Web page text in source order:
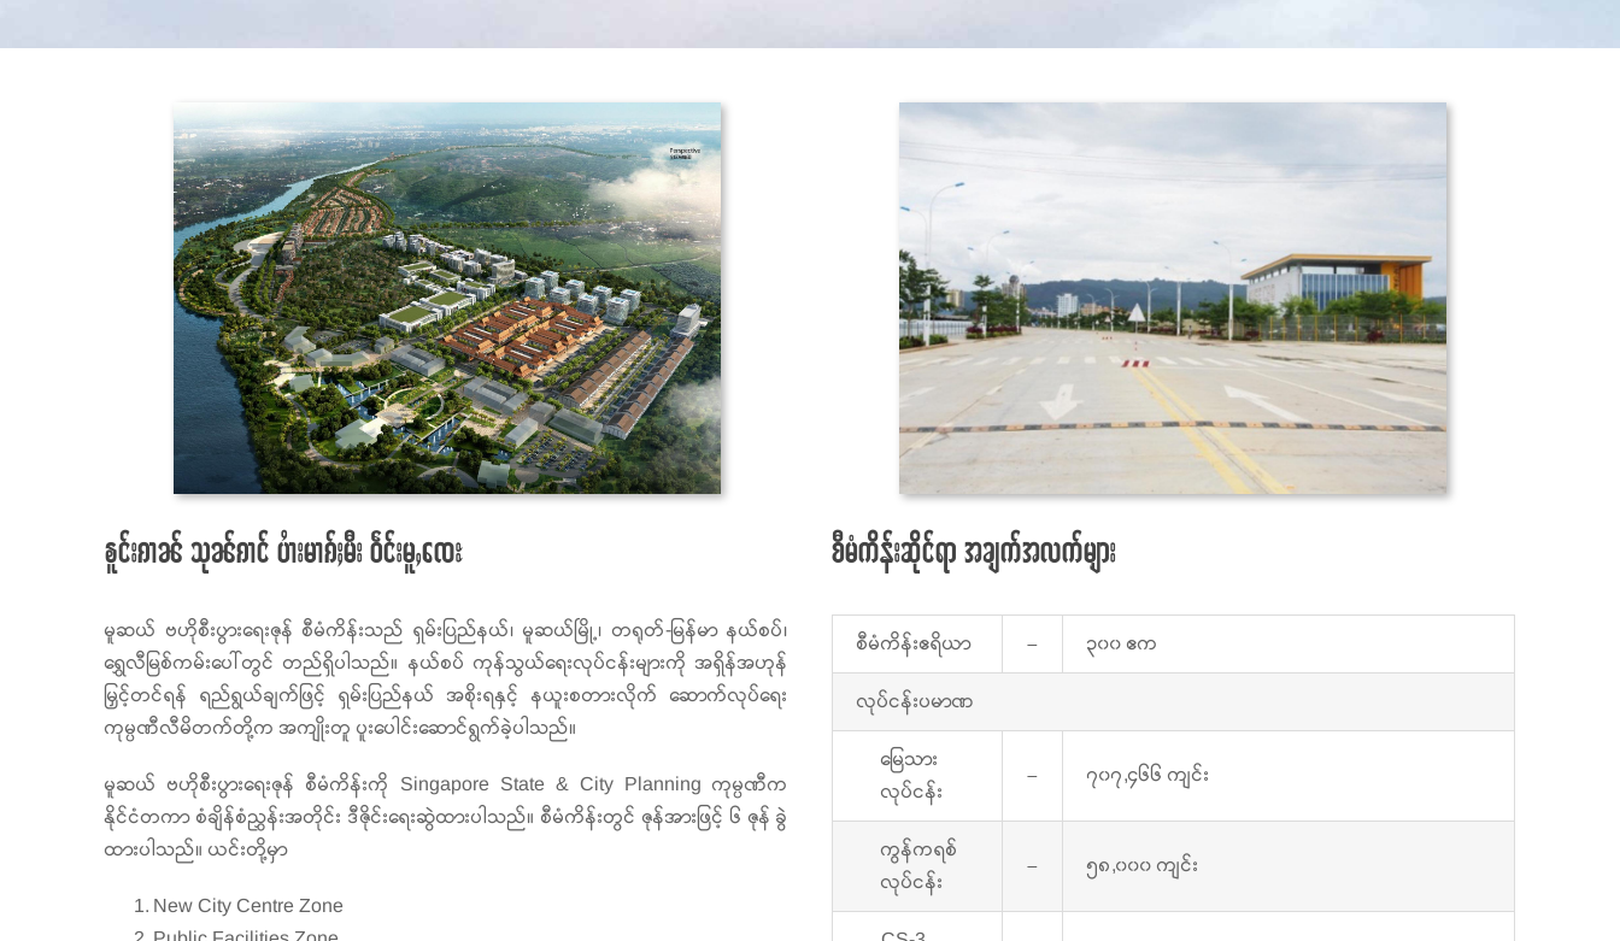
ၶူင်းၵၢၼ် သုၼ်ၵၢင် ပၢႆးမၢၵ်ႈမီး ဝဵင်းမူႇၸေႊ
မူဆယ် ဗဟိုစီးပွားရေးဇုန် စီမံကိန်းသည် ရှမ်းပြည်နယ်၊ မူဆယ်မြို့၊ တရုတ်-မြန်မာ နယ်စပ်၊
ရွှေလီမြစ်ကမ်းပေါ်တွင် တည်ရှိပါသည်။ နယ်စပ် ကုန်သွယ်ရေးလုပ်ငန်းများကို အရှိန်အဟုန်
မြှင့်တင်ရန် ရည်ရွယ်ချက်ဖြင့် ရှမ်းပြည်နယ် အစိုးရနှင့် နယူးစတားလိုက် ဆောက်လုပ်ရေး
ကုမ္ပဏီလီမိတက်တို့က အကျိုးတူ ပူးပေါင်းဆောင်ရွက်ခဲ့ပါသည်။
မူဆယ် ဗဟိုစီးပွားရေးဇုန် စီမံကိန်းကို Singapore State & City Planning ကုမ္ပဏီက
နိုင်ငံတကာ စံချိန်စံညွှန်းအတိုင်း ဒီဇိုင်းရေးဆွဲထားပါသည်။ စီမံကိန်းတွင် ဇုန်အားဖြင့် ၆ ဇုန် ခွဲ
ထားပါသည်။ ယင်းတို့မှာ
New City Centre Zone
စီမံကိန်းဆိုင်ရာ အချက်အလက်များ
စီမံကိန်းဧရိယာ – ၃၀၀ ဧက
လုပ်ငန်းပမာဏ
မြေသား
လုပ်ငန်း
– ၇၀၇,၄၆၆ ကျင်း
ကွန်ကရစ်
လုပ်ငန်း
– ၅၈,၀၀၀ ကျင်း